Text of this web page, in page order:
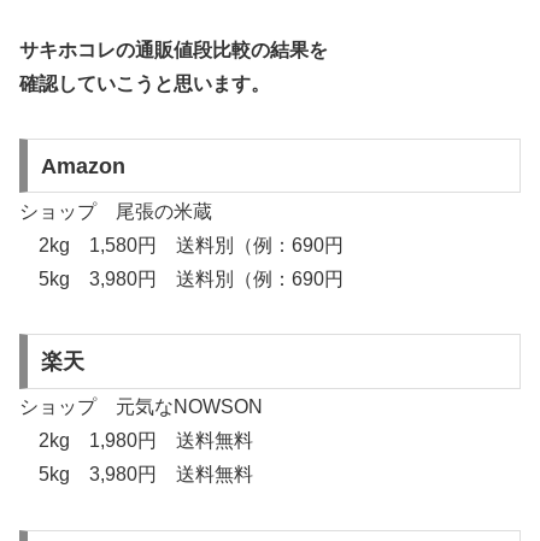
サキホコレの通販値段比較の結果を
確認していこうと思います。
Amazon
ショップ 尾張の米蔵
2kg 1,580円 送料別（例：690円
5kg 3,980円 送料別（例：690円
楽天
ショップ 元気なNOWSON
2kg 1,980円 送料無料
5kg 3,980円 送料無料